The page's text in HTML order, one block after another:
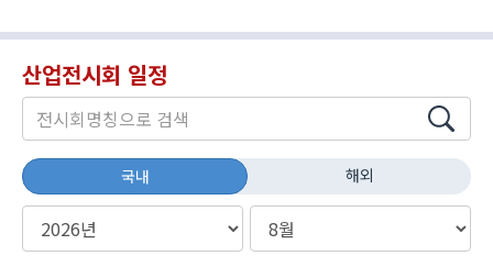
산업전시회 일정
국내 해외